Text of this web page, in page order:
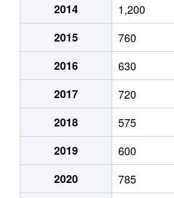
2014
1,200
2015
760
2016
630
2017
720
2018
575
2019
600
2020
785